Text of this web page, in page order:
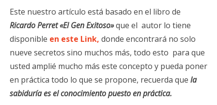
Este nuestro artículo está basado en el libro de
Ricardo Perret «El Gen Exitoso»que el autor lo tiene
disponible en este Link, donde encontrará no solo
nueve secretos sino muchos más, todo esto para que
usted amplié mucho más este concepto y pueda poner
en práctica todo lo que se propone, recuerda que la
sabiduría es el conocimiento puesto en práctica.